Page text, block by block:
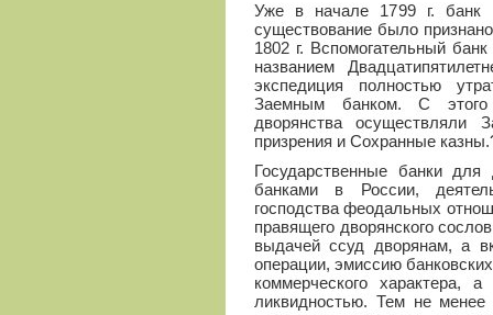
Уже в начале 1799 г. банк
существование было
1802 г. Вспомогательный
названием
экспедиция полностью
Заемным банком. С этого
дворянства осуществляли
призрения и Сохранные
Государственные банки
банками в России,
господства феодальных
правящего дворянского
выдачей ссуд дворянам, а
операции, эмиссию
коммерческого характера,
ликвидностью. Тем не менее